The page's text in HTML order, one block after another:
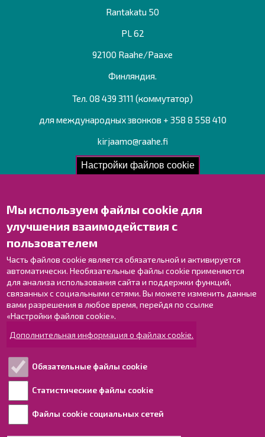
Настройки файлов cookie
Мы используем файлы cookie для
улучшения взаимодействия с
пользователем
Часть файлов cookie является обязательной и активируется
автоматически. Необязательные файлы cookie применяются
для анализа использования сайта и поддержки функций,
связанных с социальными сетями. Вы можете изменить данные
вами разрешения в любое время, перейдя по ссылке
«Настройки файлов cookie».
Дополнительная информация о файлах cookie.
Обязательные файлы cookie
Статистические файлы cookie
Файлы cookie социальных сетей
Rantakatu 50
PL 62
92100 Raahe/Раахе
Финляндия.
Тел. 08 439 3111 (коммутатор)
для международных звонков + 358 8 558 410
kirjaamo@raahe.fi
Рег. номер: 1791817-6
Свяжитесь с нами!
Оставьте отзыв
Контактные данные персонала
Карта с указателями
Раахе в Facebook
Раахе в Instagram
Раахе в YouTube
Ознакомьтесь!
Обработка персональных данных